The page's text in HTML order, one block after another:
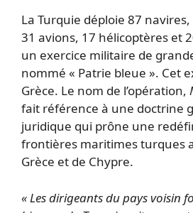
La Turquie déploie 87
31 avions, 17 hélicoptères et
un exercice militaire de
nommé « Patrie bleue ». Cet
Grèce. Le nom de l’opération,
fait référence à une doctrine
juridique qui prône une
frontières maritimes turques
Grèce et de Chypre.
« Les dirigeants du pays voisin